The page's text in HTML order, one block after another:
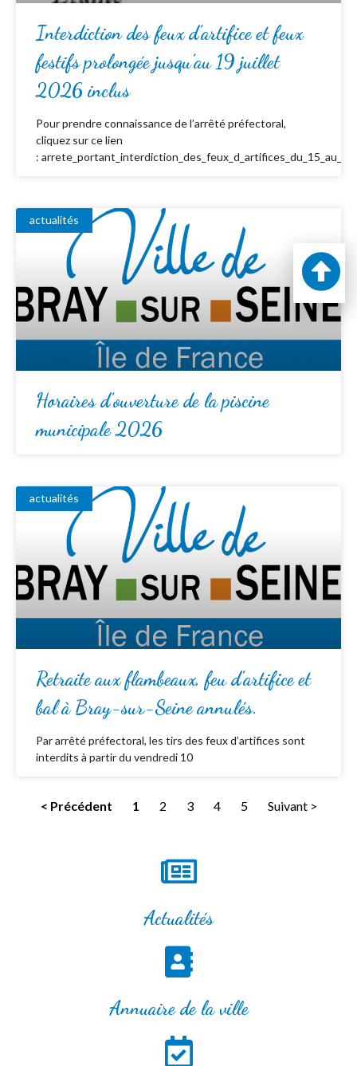
Interdiction des feux d’artifice et feux
festifs prolongée jusqu’au 19 juillet
2026 inclus
Pour prendre connaissance de l’arrêté préfectoral,
cliquez sur ce lien
:
actualités
Horaires d’ouverture de la piscine
municipale 2026
actualités
Retraite aux flambeaux, feu d’artifice et
bal à Bray-sur-Seine annulés.
Par arrêté préfectoral, les tirs des feux d’artifices sont
interdits à partir du vendredi 10
< Précédent 1 2 3 4 5 Suivant >
Actualités
Annuaire de la ville